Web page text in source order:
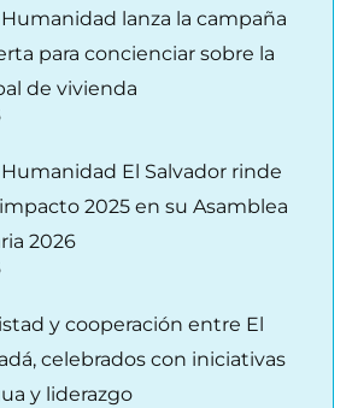
lanza la campaña
para concienciar sobre la
de vivienda
El Salvador rinde
2025 en su Asamblea
2026
y cooperación entre El
celebrados con iniciativas
y liderazgo